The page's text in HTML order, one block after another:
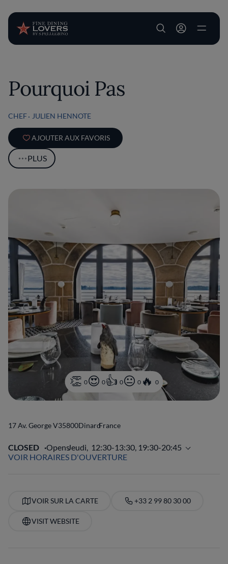
User account
Pourquoi Pas
CHEF JULIEN HENNOTE
AJOUTER AUX FAVORIS
PLUS
0 0 0 0 0
17 Av. George V35800DinardFrance
CLOSED OpensJeudi, 12:30-13:30, 19:30-20:45
VOIR HORAIRES D'OUVERTURE
VOIR SUR LA CARTE +33 2 99 80 30 00
VISIT WEBSITE